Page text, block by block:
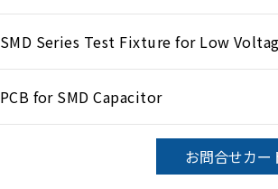
SMD Series Test Fixture for Low
PCB for SMD Capacitor
お問合せカ